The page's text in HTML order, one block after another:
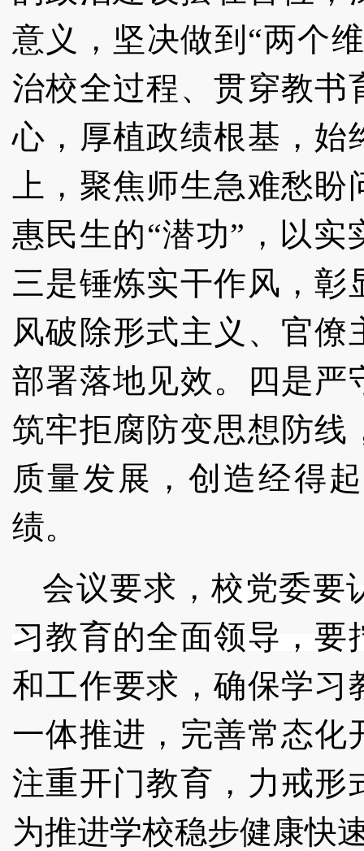
意义，坚决做到“两个
治校全过程、贯穿教书
心，厚植政绩根基，始
上，聚焦师生急难愁盼
惠民生的“潜功”，以
三是锤炼实干作风，彰
风破除形式主义、官
部署落地见效。四是严
筑牢拒腐防变思想防线
质量发展，创造经得
绩。
会议要求，校党委要
习教育的全面领导，要
和工作要求，确保学习
一体推进，完善常态化
注重开门教育，力戒形
为推进学校稳步健康快